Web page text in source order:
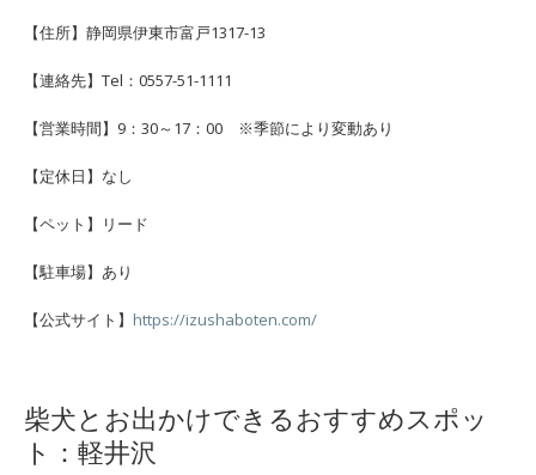
【住所】静岡県伊東市富戸1317-13
【連絡先】Tel：0557-51-1111
【営業時間】9：30～17：00 ※季節により変動あり
【定休日】なし
【ペット】リード
【駐車場】あり
【公式サイト】 https://izushaboten.com/
柴犬とお出かけできるおすすめスポッ
ト：軽井沢